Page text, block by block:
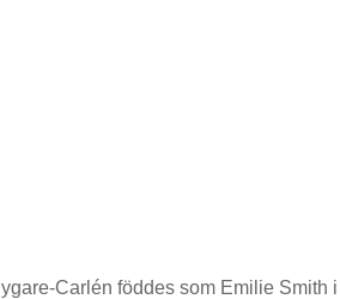
Carlén föddes som Emilie Smith